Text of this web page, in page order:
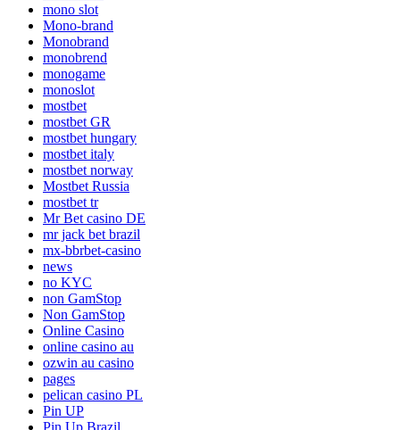
mono slot
Mono-brand
Monobrand
monobrend
monogame
monoslot
mostbet
mostbet GR
mostbet hungary
mostbet italy
mostbet norway
Mostbet Russia
mostbet tr
Mr Bet casino DE
mr jack bet brazil
mx-bbrbet-casino
news
no KYC
non GamStop
Non GamStop
Online Casino
online casino au
ozwin au casino
pages
pelican casino PL
Pin UP
Pin Up Brazil